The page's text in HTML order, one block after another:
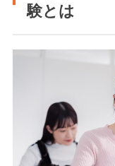
験とは